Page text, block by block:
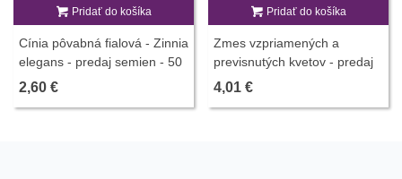
Pridať do košíka
Cínia pôvabná fialová - Zinnia
elegans - predaj semien - 50
ks
2,60 €
Pridať do košíka
Zmes vzpriamených a
previsnutých kvetov - predaj
výsevných pásikov - 5 m
4,01 €